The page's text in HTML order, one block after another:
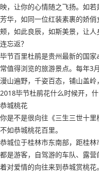
映，让你的心情随之飞扬。如
芳华，如同一位红装素裹的娇
颊，如此良辰，如斯美景，让
连忘返？
毕节百里杜鹃是贵州最新的国
常值得浏览的旅游景点。每年3
漫山遍野，千姿百态，铺山盖岭
2018毕节杜鹃花什么时候开，什
恭城桃花
你是不是很向往《三生三世十里
不如恭城桃花百里。
恭城位于桂林市东南部，距桂
都是游客，自驾游的车队、露
着对爱情的向往来到恭城赏桃花。